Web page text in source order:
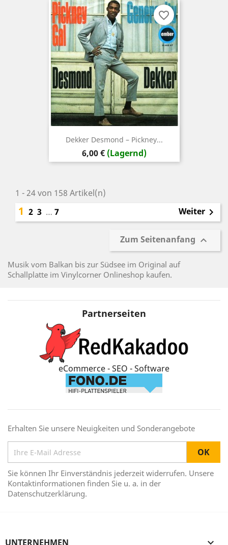
Dekker ‎Desmond – Pickney...
Preis
6,00 € (Lagernd)
favorite_border
1 - 24 von 158 Artikel(n)
1 2 3 … 7 Weiter 
Zum Seitenanfang 
Musik vom Balkan bis zur Südsee im Original auf
Schallplatte im Vinylcorner Onlineshop kaufen.
Partnerseiten
eCommerce - SEO - Software
Erhalten Sie unsere Neuigkeiten und Sonderangebote
Sie können Ihr Einverständnis jederzeit widerrufen. Unsere
Kontaktinformationen finden Sie u. a. in der
Datenschutzerklärung.
UNTERNEHMEN